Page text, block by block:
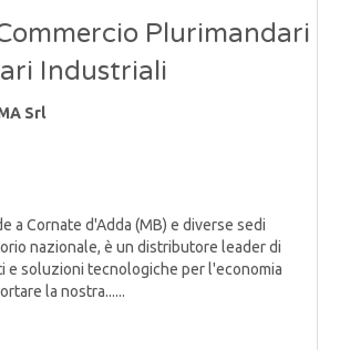
Plurimandari
Industriali
Srl
a Cornate d'Adda (MB) e diverse sedi
nazionale, è un distributore leader di
e soluzioni tecnologiche per l'economia
la nostra......